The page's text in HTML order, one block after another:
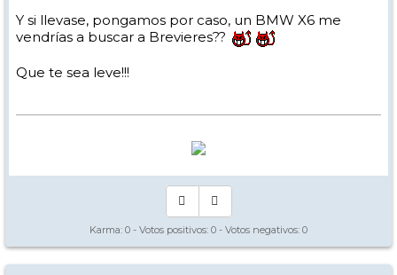
Y si llevase, pongamos por caso, un BMW X6 me
vendrías a buscar a Brevieres??
Que te sea leve!!!
Karma: 0 - Votos positivos: 0 - Votos negativos: 0